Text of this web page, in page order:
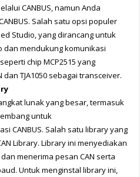
CANBUS, namun Anda
Salah satu opsi populer
Studio, yang dirancang untuk
dan mendukung komunikasi
chip MCP2515 yang
TJA1050 sebagai transceiver.
lunak yang besar, termasuk
untuk
CANBUS. Salah satu library yang
Library. Library ini menyediakan
menerima pesan CAN serta
Untuk menginstal library ini,